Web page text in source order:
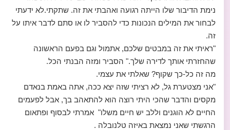
נימת הדיבור שלו הייתה רגועה ואהבתי את זה. שתקתי.לא ידעתי
לבחור את המילים הנכונות כדי להסביר לו או סתם לדבר איתו על
זה.
"ראיתי את זה במבטים שלכם, אתמול וגם בפעם הראשונה
שהחזרתי אותך לדירה שלך." הסביר ומזה הבנתי הכל.
מה זה כל-כך שקוף? שאלתי את עצמי.
"אני מצטערת גל, לא רציתי שזה יצא ככה, אתה באמת בנאדם
מקסים והדבר שהכי היתי רוצה הוא להתאהב בך, אבל לפעמים
החיים לא הוגנים וללב יש חיים משלו" אמרתי לבסוף ופתאום
הרגשתי שאני נמצאת באיזה טלנובלה .